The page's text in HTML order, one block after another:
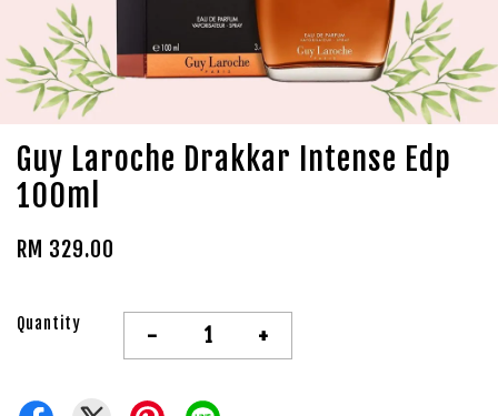
Guy Laroche Drakkar Intense Edp
100ml
RM 329.00
Quantity - +